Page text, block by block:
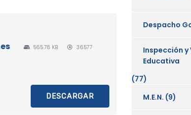
565.78 KB
36577
DESCARGAR
Despacho
Inspección
Educativa
(77)
M.E.N. (9)